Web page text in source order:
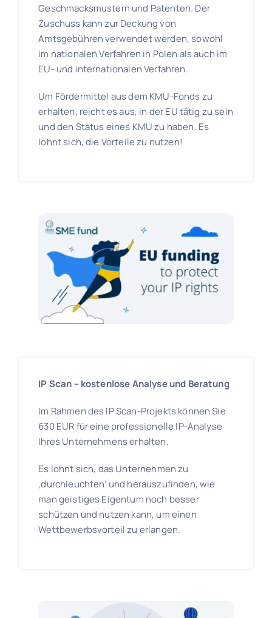
Geschmacksmustern und Patenten. Der
Zuschuss kann zur Deckung von
Amtsgebühren verwendet werden, sowohl
im nationalen Verfahren in Polen als auch im
EU- und internationalen Verfahren.
Um Fördermittel aus dem KMU-Fonds zu
erhalten, reicht es aus, in der EU tätig zu sein
und den Status eines KMU zu haben. Es
lohnt sich, die Vorteile zu nutzen!
IP Scan – kostenlose Analyse und Beratung
Im Rahmen des IP Scan-Projekts können Sie
630 EUR für eine professionelle IP-Analyse
Ihres Unternehmens erhalten.
Es lohnt sich, das Unternehmen zu
‚durchleuchten‘ und herauszufinden, wie
man geistiges Eigentum noch besser
schützen und nutzen kann, um einen
Wettbewerbsvorteil zu erlangen.